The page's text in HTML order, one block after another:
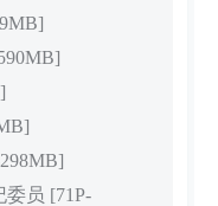
员 [71P-